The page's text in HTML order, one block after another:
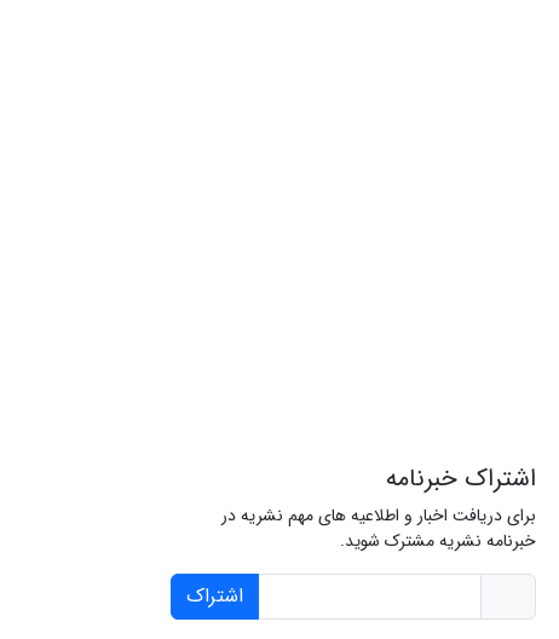
اشتراک خبرنامه
برای دریافت اخبار و اطلاعیه های مهم نشریه در
خبرنامه نشریه مشترک شوید.
اشتراک